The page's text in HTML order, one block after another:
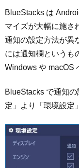
BlueStacks は
マイズが大幅に施さ
通知の設定方法が異
には通知欄というも
Windows や macOS
BlueStacks で通知
定」より「環境設定